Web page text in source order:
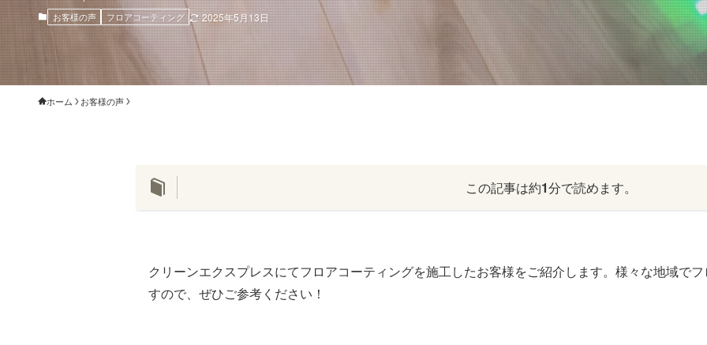
お客様の声 フロアコーティング 2025年5月13日
ホーム お客様の声
この記事は約1分で読めます。
クリーンエクスプレスにてフロアコーティングを施工したお客様をご紹介します。様々な地域で
すので、ぜひご参考ください！